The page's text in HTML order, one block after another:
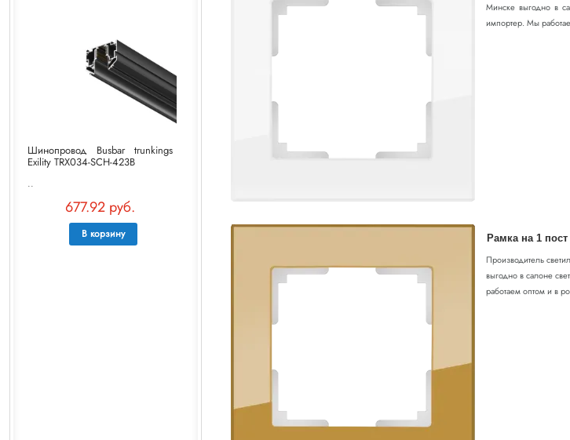
Шинопровод Busbar trunkings
Exility TRX034-SCH-423B
..
677.92 руб.
В корзину
Минске выгодно в
импортер. Мы
Рамка на 1
Производитель
выгодно в салоне
работаем оптом и в